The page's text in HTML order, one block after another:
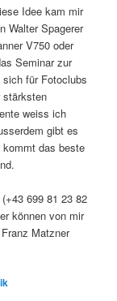
Idee kam mir
Walter Spagerer
V750 oder
Seminar zur
für Fotoclubs
stärksten
weiss ich
gibt es
kommt das beste
699 81 23 82
können von mir
Matzner